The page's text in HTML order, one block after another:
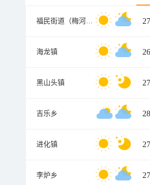
福民街道（梅河口市经济贸易开发区） 27
海龙镇 26
黑山头镇 27
吉乐乡 28
进化镇 27
李炉乡 27